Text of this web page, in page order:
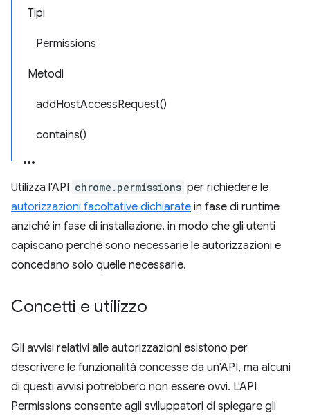
Tipi
Permissions
Metodi
addHostAccessRequest()
contains()
Utilizza l'API chrome.permissions per richiedere le
autorizzazioni facoltative dichiarate in fase di runtime
anziché in fase di installazione, in modo che gli utenti
capiscano perché sono necessarie le autorizzazioni e
concedano solo quelle necessarie.
Concetti e utilizzo
Gli avvisi relativi alle autorizzazioni esistono per
descrivere le funzionalità concesse da un'API, ma alcuni
di questi avvisi potrebbero non essere ovvi. L'API
Permissions consente agli sviluppatori di spiegare gli